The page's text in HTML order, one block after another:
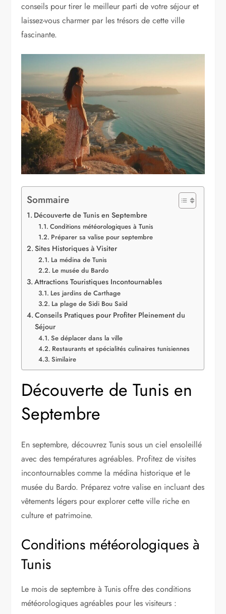
conseils pour tirer le meilleur parti de votre séjour et
laissez-vous charmer par les trésors de cette ville
fascinante.
Sommaire
Découverte de Tunis en Septembre
Conditions météorologiques à Tunis
Préparer sa valise pour septembre
Sites Historiques à Visiter
La médina de Tunis
Le musée du Bardo
Attractions Touristiques Incontournables
Les jardins de Carthage
La plage de Sidi Bou Saïd
Conseils Pratiques pour Profiter Pleinement du
Séjour
Se déplacer dans la ville
Restaurants et spécialités culinaires tunisiennes
Similaire
Découverte de Tunis en
Septembre
En septembre, découvrez Tunis sous un ciel ensoleillé
avec des températures agréables. Profitez de visites
incontournables comme la médina historique et le
musée du Bardo. Préparez votre valise en incluant des
vêtements légers pour explorer cette ville riche en
culture et patrimoine.
Conditions météorologiques à
Tunis
Le mois de septembre à Tunis offre des conditions
météorologiques agréables pour les visiteurs :